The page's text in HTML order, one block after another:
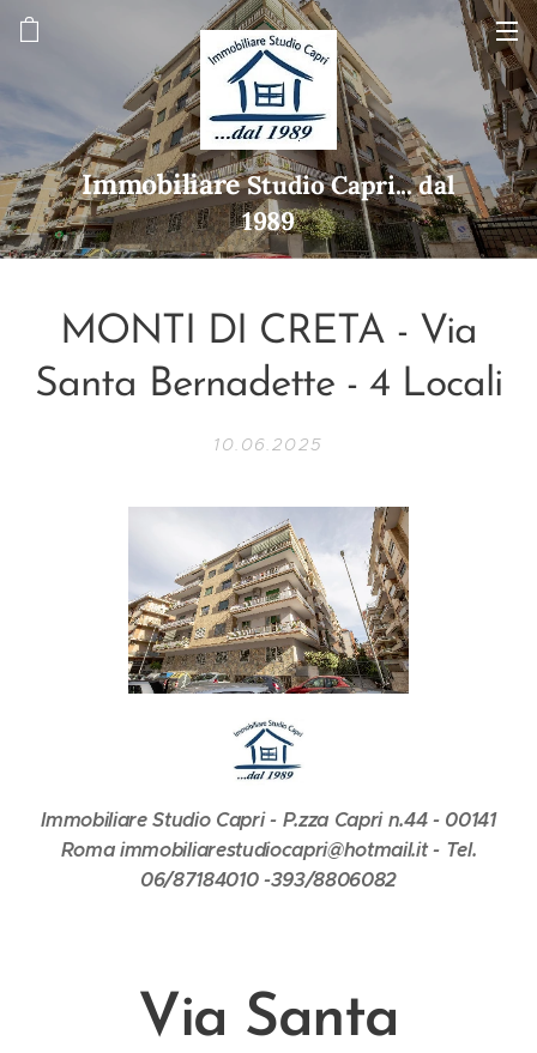
ImmobiliareStudio Capri... dal
1989
MONTI DI CRETA - Via
Santa Bernadette - 4 Locali
10.06.2025
Immobiliare Studio Capri - P.zza Capri n.44 - 00141
Roma immobiliarestudiocapri@hotmail.it - Tel.
06/87184010 -393/8806082
Via Santa